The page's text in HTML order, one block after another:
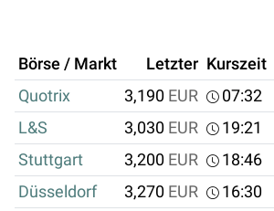
Börse / Markt Letzter Kurszeit
Quotrix
3,190 EUR 07:32
L&S
3,030 EUR
19:21
Stuttgart
3,200 EUR
18:46
Düsseldorf
3,270 EUR
16:30